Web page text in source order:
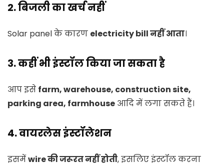
2. बिजली का खर्च नहीं
Solar panel के कारण electricity bill नहीं आता।
3. कहीं भी इंस्टॉल किया जा सकता है
आप इसे farm, warehouse, construction site,
parking area, farmhouse आदि में लगा सकते हैं।
4. वायरलेस इंस्टॉलेशन
इसमेंwire की जरूरत नहीं होती, इसलिए इंस्टॉल करना